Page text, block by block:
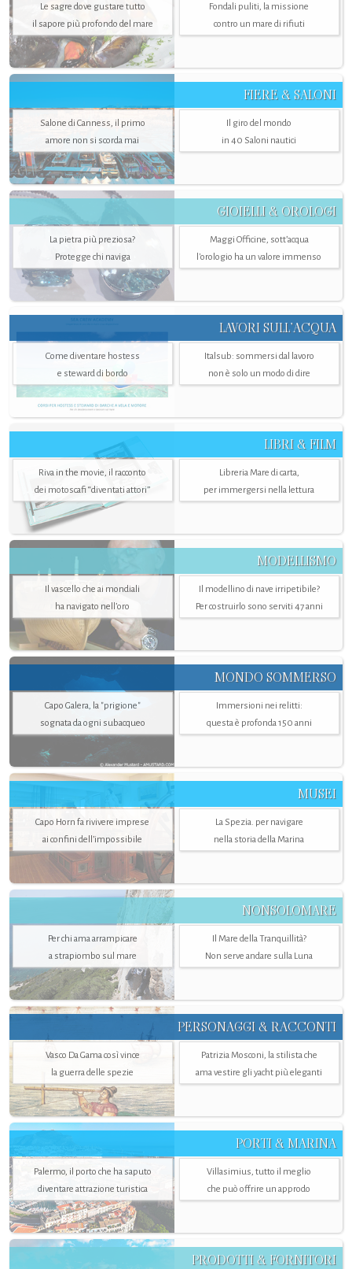
Le sagre dove gustare tutto
il sapore più profondo del mare
Fondali puliti, la missione
contro un mare di rifiuti
FIERE & SALONI
Salone di Canness, il primo
amore non si scorda mai
Il giro del mondo
in 40 Saloni nautici
GIOIELLI & OROLOGI
La pietra più preziosa?
Protegge chi naviga
Maggi Officine, sott’acqua
l'orologio ha un valore immenso
LAVORI SULL’ACQUA
Come diventare hostess
e steward di bordo
Italsub: sommersi dal lavoro
non è solo un modo di dire
LIBRI & FILM
Riva in the movie, il racconto
dei motoscafi “diventati attori”
Libreria Mare di carta,
per immergersi nella lettura
MODELLISMO
Il vascello che ai mondiali
ha navigato nell’oro
Il modellino di nave irripetibile?
Per costruirlo sono serviti 47 anni
MONDO SOMMERSO
Capo Galera, la "prigione"
sognata da ogni subacqueo
Immersioni nei relitti:
questa è profonda 150 anni
MUSEI
Capo Horn fa rivivere imprese
ai confini dell’impossibile
La Spezia. per navigare
nella storia della Marina
NONSOLOMARE
Per chi ama arrampicare
a strapiombo sul mare
Il Mare della Tranquillità?
Non serve andare sulla Luna
PERSONAGGI & RACCONTI
Vasco Da Gama così vince
la guerra delle spezie
Patrizia Mosconi, la stilista che
ama vestire gli yacht più eleganti
PORTI & MARINA
Palermo, il porto che ha saputo
diventare attrazione turistica
Villasimius, tutto il meglio
che può offrire un approdo
PRODOTTI & FORNITORI